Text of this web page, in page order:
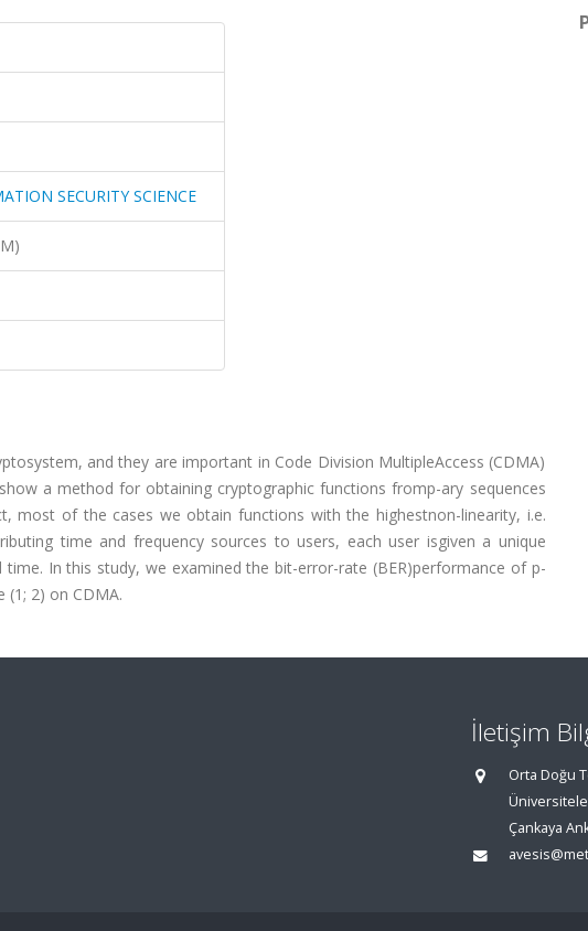
SECURITY SCIENCE
and they are important in Code Division MultipleAccess (CDMA)
a method for obtaining cryptographic functions fromp-ary sequences
most of the cases we obtain functions with the highestnon-linearity, i.e.
time and frequency sources to users, each user isgiven a unique
In this study, we examined the bit-error-rate (BER)performance of p-
2) on CDMA.
İletişim
Orta Doğu
Çankaya